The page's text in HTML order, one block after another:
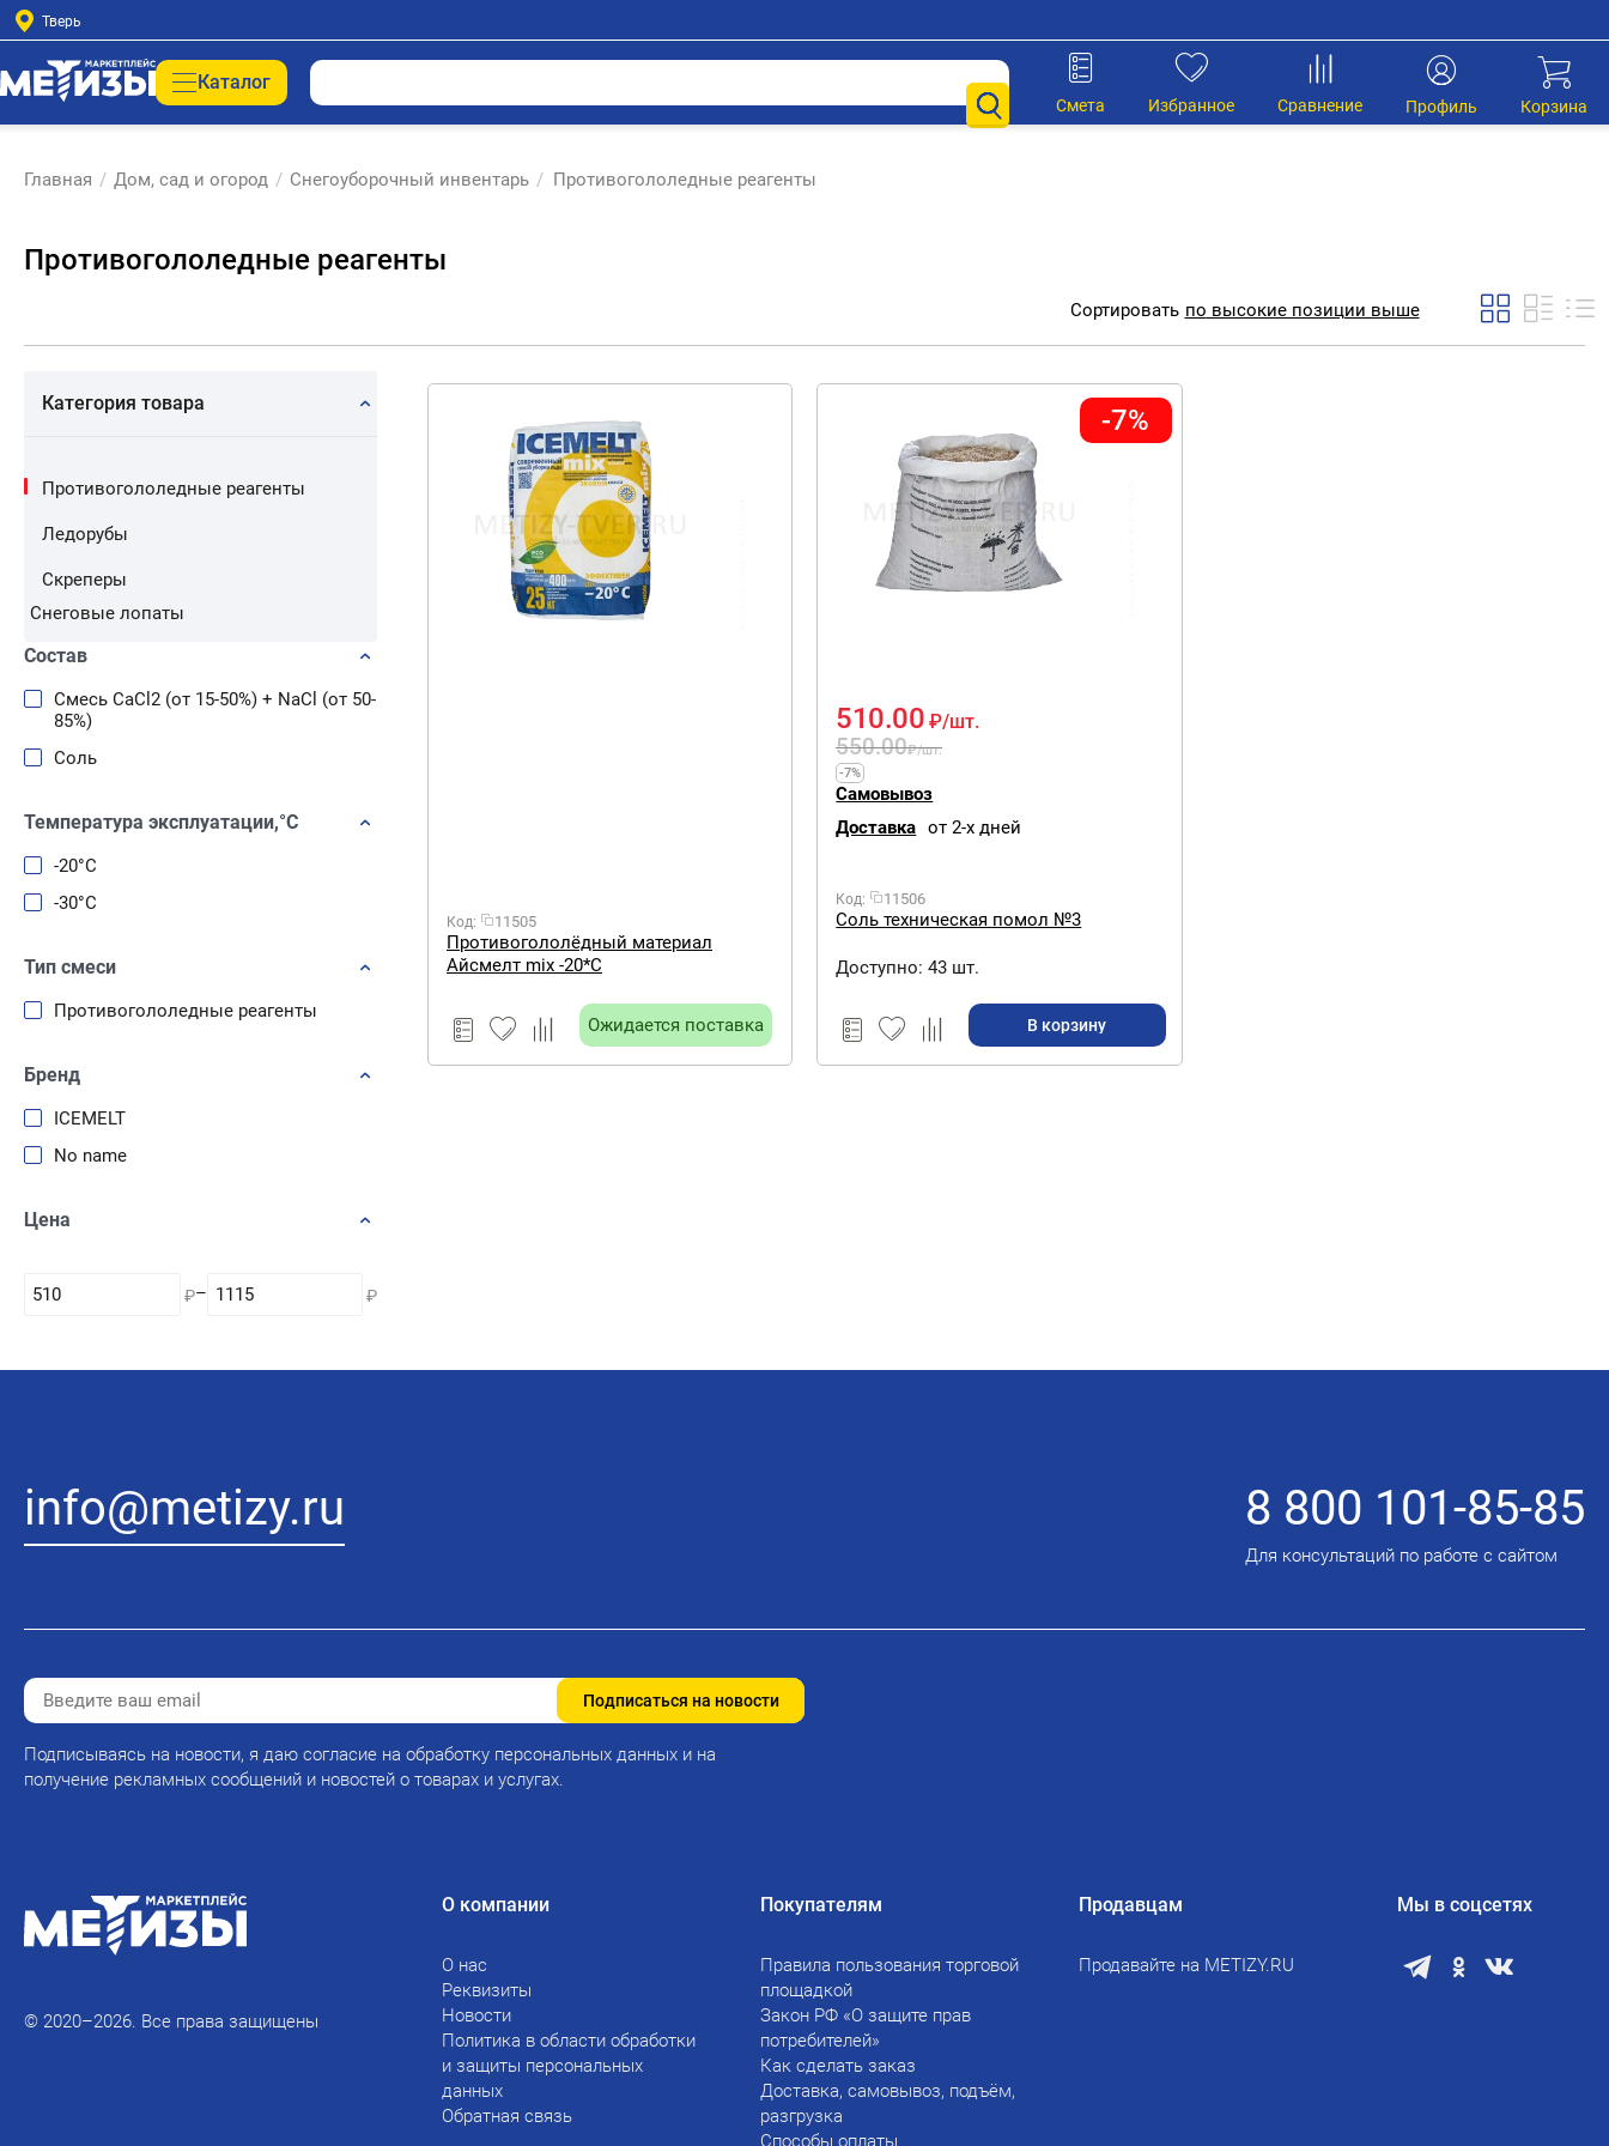
Тверь
Каталог
Корзина
Профиль
Сравнение
Избранное
Смета
Главная / Дом, сад и огород / Снегоуборочный инвентарь / Противогололедные реагенты
Противогололедные реагенты
Сортировать по высокие позиции выше
Категория товара
Противогололедные реагенты
Ледорубы
Скреперы
Снеговые лопаты
Состав
Смесь СaCl2 (от 15-50%) + NaCl (от 50-
85%)
Соль
Температура эксплуатации,°С
-20°С
-30°С
Тип смеси
Противогололедные реагенты
Бренд
ICEMELT
No name
Цена
₽– ₽
Код: 11505
Противогололёдный материал
Айсмелт mix -20*С
Ожидается поставка
-7%
550.00₽/шт.
510.00 ₽/шт.
-7%
Самовывоз
Доставка от 2-х дней
Код: 11506
Соль техническая помол №3
Доступно: 43 шт.
В корзину
info@metizy.ru 8 800 101-85-85
Для консультаций по работе с сайтом
Подписаться на новости
Подписываясь на новости, я даю согласие на обработку персональных данных и на
получение рекламных сообщений и новостей о товарах и услугах.
© 2020–2026. Все права защищены
О компании
О нас
Реквизиты
Новости
Политика в области обработки
и защиты персональных
данных
Обратная связь
Покупателям
Правила пользования торговой
площадкой
Закон РФ «О защите прав
потребителей»
Как сделать заказ
Доставка, самовывоз, подъём,
разгрузка
Способы оплаты
Продавцам
Продавайте на METIZY.RU
Мы в соцсетях